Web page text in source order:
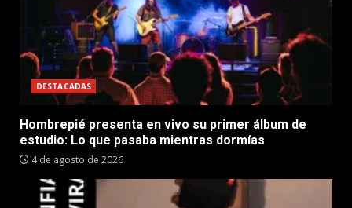
DESTACADAS
Hombrepié presenta en vivo su primer álbum de
estudio: Lo que pasaba mientras dormías
4 de agosto de 2026